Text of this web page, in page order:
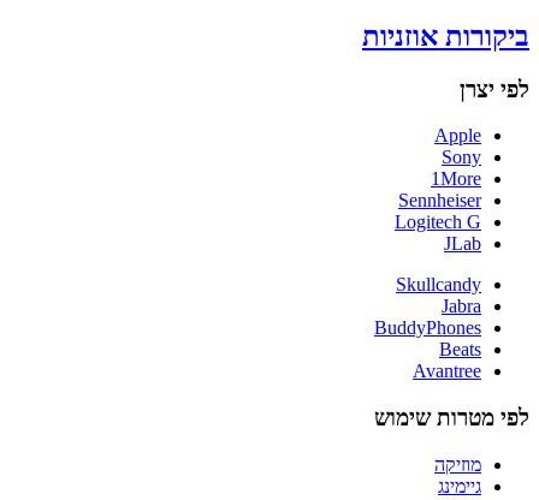
ביקורות אוזניות
לפי יצרן
Apple
Sony
1More
Sennheiser
Logitech G
JLab
Skullcandy
Jabra
BuddyPhones
Beats
Avantree
לפי מטרות שימוש
מוזיקה
גיימינג